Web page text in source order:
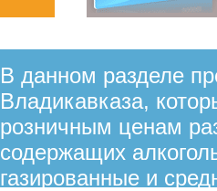
В данном разделе
Владикавказа,
розничным ценам
содержащих
газированные и